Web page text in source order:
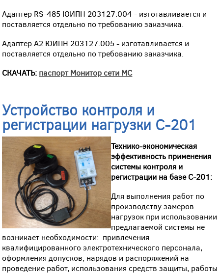
Адаптер RS-485 ЮИПН 203127.004 - изготавливается и
поставляется отдельно по требованию заказчика.
Адаптер А2 ЮИПН 203127.005 - изготавливается и
поставляется отдельно по требованию заказчика.
СКАЧАТЬ: паспорт Монитор сети МС
Устройство контроля и
регистрации нагрузки С-201
Технико-экономическая
эффективность применения
системы контроля и
регистрации на базе С-201:
Для выполнения работ по
производству замеров
нагрузок при использовании
предлагаемой системы не
возникает необходимости: привлечения
квалифицированного электротехнического персонала,
оформления допусков, нарядов и распоряжений на
проведение работ, использования средств защиты, работы